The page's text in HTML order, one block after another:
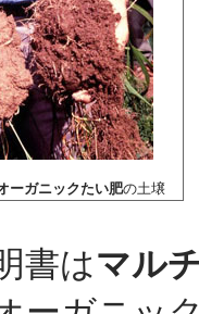
ーガニックたい肥の土壌
書はマル